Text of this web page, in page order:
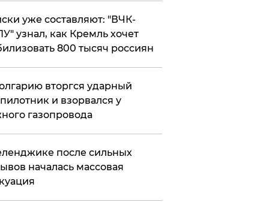
уже составляют: "ВЧК-
узнал, как Кремль хочет
800 тысяч россиян
вторгся ударный
и взорвался у
газопровода
после сильных
началась массовая